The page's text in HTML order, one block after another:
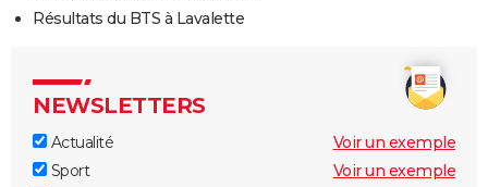
Résultats du BTS à Lavalette
NEWSLETTERS
Actualité
Voir un exemple
Sport
Voir un exemple